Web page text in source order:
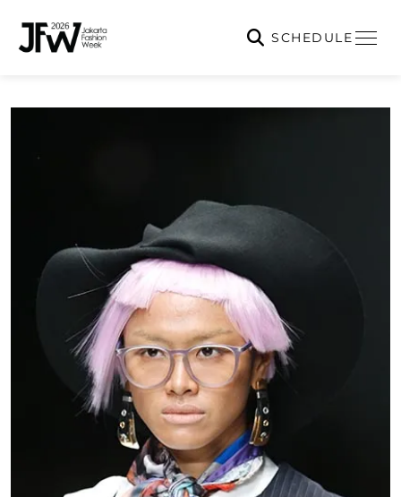
SCHEDULE